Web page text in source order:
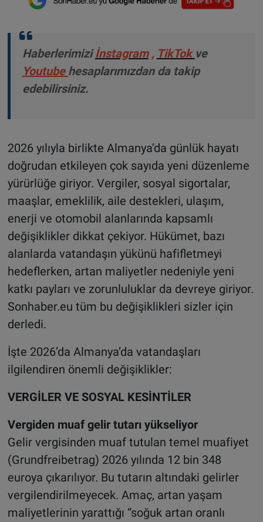
Haberlerimiziİnstagram , TikTok ve
Youtube hesaplarımızdan da takip
edebilirsiniz.
2026 yılıyla birlikte Almanya’da günlük hayatı
doğrudan etkileyen çok sayıda yeni düzenleme
yürürlüğe giriyor. Vergiler, sosyal sigortalar,
maaşlar, emeklilik, aile destekleri, ulaşım,
enerji ve otomobil alanlarında kapsamlı
değişiklikler dikkat çekiyor. Hükümet, bazı
alanlarda vatandaşın yükünü hafifletmeyi
hedeflerken, artan maliyetler nedeniyle yeni
katkı payları ve zorunluluklar da devreye giriyor.
Sonhaber.eu tüm bu değişiklikleri sizler için
derledi.
İşte 2026’da Almanya’da vatandaşları
ilgilendiren önemli değişiklikler:
VERGİLER VE SOSYAL KESİNTİLER
Vergiden muaf gelir tutarı yükseliyor
Gelir vergisinden muaf tutulan temel muafiyet
(Grundfreibetrag) 2026 yılında 12 bin 348
euroya çıkarılıyor. Bu tutarın altındaki gelirler
vergilendirilmeyecek. Amaç, artan yaşam
maliyetlerinin yarattığı “soğuk artan oranlı